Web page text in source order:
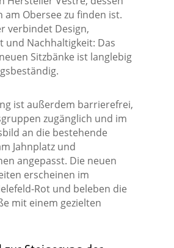
am Obersee zu finden ist.
verbindet Design,
und Nachhaltigkeit: Das
Sitzbänke ist langlebig
ist außerdem barrierefrei,
zugänglich und im
an die bestehende
Jahnplatz und
angepasst. Die neuen
erscheinen im
Rot und beleben die
mit einem gezielten